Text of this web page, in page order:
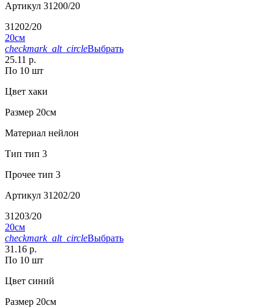
Артикул 31200/20
31202/20
20см
checkmark_alt_circleВыбрать
25.11 р.
По 10 шт
Цвет хаки
Размер 20см
Материал нейлон
Тип тип 3
Прочее тип 3
Артикул 31202/20
31203/20
20см
checkmark_alt_circleВыбрать
31.16 р.
По 10 шт
Цвет синий
Размер 20см